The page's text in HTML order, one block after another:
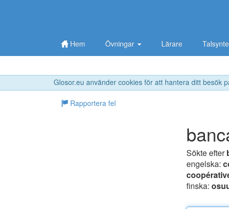
Glosor.eu använder cookies för att hantera ditt besök
Hem Övningar Lärare
Rapportera fel
Sökte efter
engelska:
finska: